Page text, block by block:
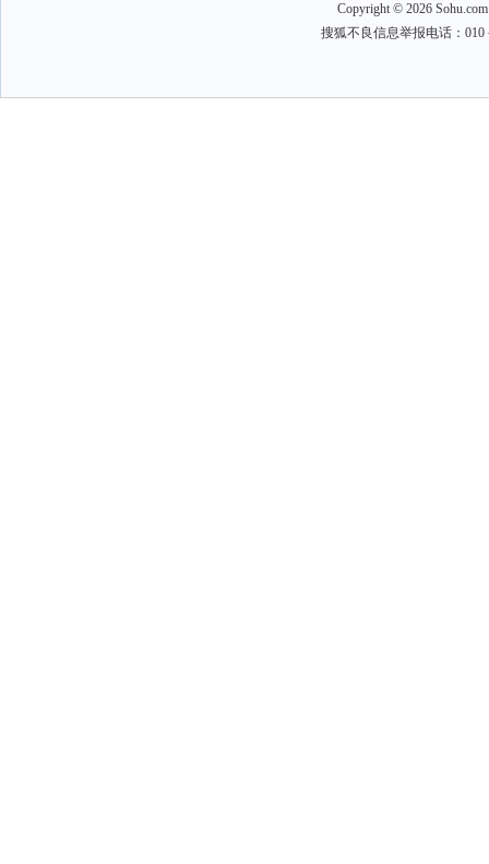
Copyright © 2026
搜狐不良信息举报电话：010